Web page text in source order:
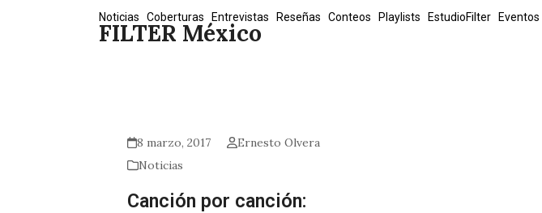
FILTER México
Noticias Coberturas Entrevistas Reseñas Conteos Playlists EstudioFilter Eventos
8 marzo, 2017
Ernesto Olvera
Noticias
Canción por canción: